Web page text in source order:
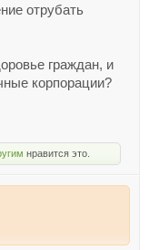
отрубать
граждан, и
корпорации?
нравится это.